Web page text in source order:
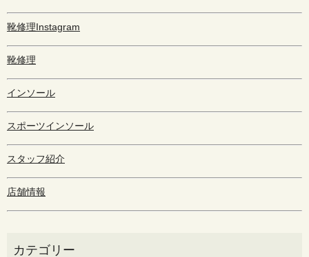
靴修理Instagram
靴修理
インソール
スポーツインソール
スタッフ紹介
店舗情報